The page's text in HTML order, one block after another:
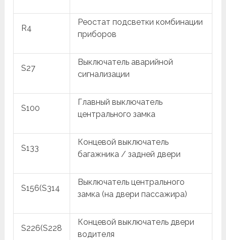
R4
Реостат подсветки комбинации
приборов
S27
Выключатель аварийной
сигнализации
S100
Главный выключатель
центрального замка
S133
Концевой выключатель
багажника / задней двери
S156(S314
Выключатель центрального
замка (на двери пассажира)
S226(S228
Концевой выключатель двери
водителя